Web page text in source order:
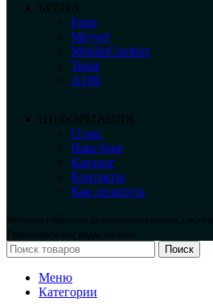
БРЕНД
Frost
Meyvel
MobileComfort
Telair
А100
ИНФОРМАЦИЯ
О нас
Наш блог
Каталог
Контакты
Как оплатить
Интернет-магазин автоклиматических систем.
Принимаем все виды оплаты.
Поиск
Меню
Категории